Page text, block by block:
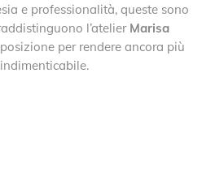
e professionalità, queste sono
l’atelier Marisa
per rendere ancora più